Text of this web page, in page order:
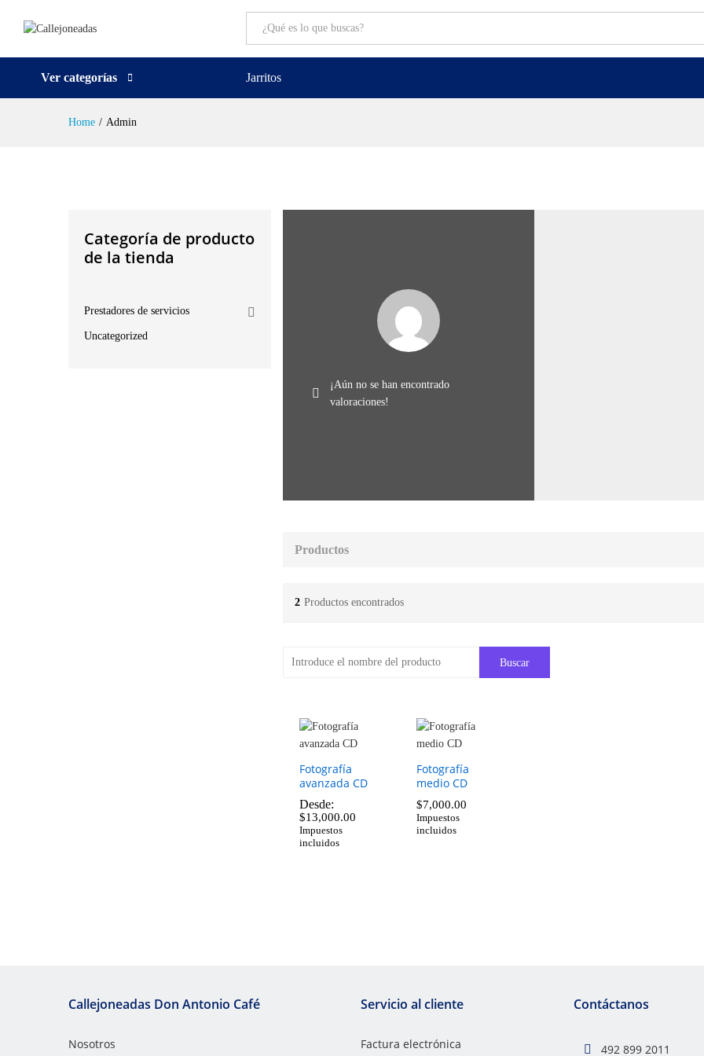
Ver categorías Jarritos
Home / Admin
Categoría de producto
de la tienda
Prestadores de servicios
Uncategorized
¡Aún no se han encontrado
valoraciones!
Productos
2 Productos encontrados
Fotografía
avanzada CD
Desde:
$13,000.00
Impuestos
incluidos
$13,000.00
Fotografía
medio CD
$7,000.00
Impuestos
incluidos
$7,000.00
Callejoneadas Don Antonio Café
Nosotros
Servicio al cliente
Factura electrónica
Contáctanos
492 899 2011